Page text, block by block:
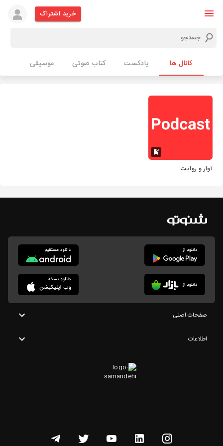
خرید اشتراک
کانال ها پادکست کتاب صوتی موسیقی
آوار و روایت
صفحات اصلی
اطلاعات